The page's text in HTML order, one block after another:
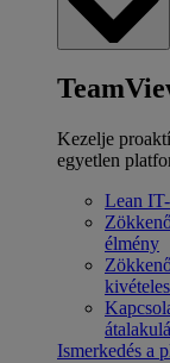
Kezelje
egyetlen
Lean
élmény
Ismerkedés a